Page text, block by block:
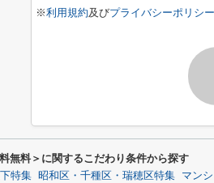
※利用規約及びプライバシーポリシー
無料＞に関するこだわり条件から探す
特集 昭和区・千種区・瑞穂区特集 マン